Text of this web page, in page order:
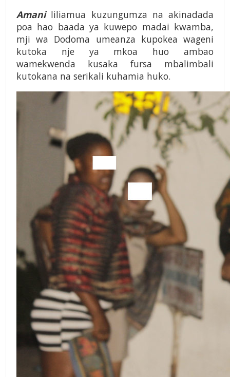
Amani liliamua kuzungumza na akinadada
poa hao baada ya kuwepo madai kwamba,
mji wa Dodoma umeanza kupokea wageni
kutoka nje ya mkoa huo ambao
wamekwenda kusaka fursa mbalimbali
kutokana na serikali kuhamia huko.